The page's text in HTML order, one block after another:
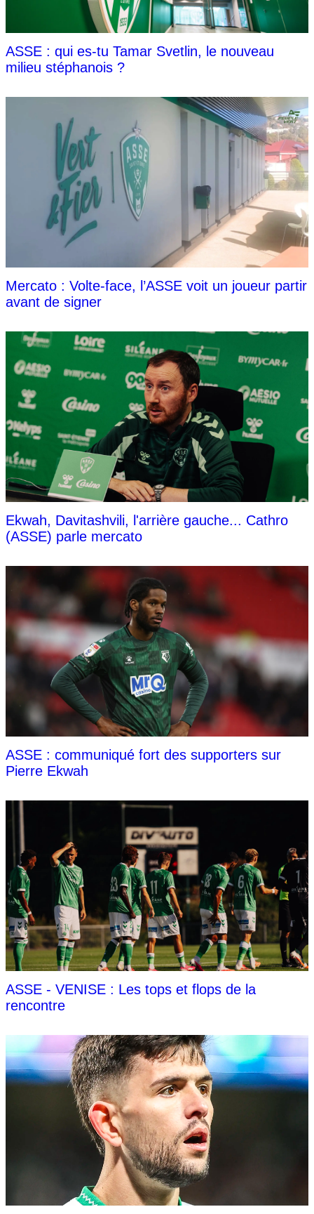
ASSE : qui es-tu Tamar Svetlin, le nouveau
milieu stéphanois ?
Mercato : Volte-face, l’ASSE voit un joueur partir
avant de signer
Ekwah, Davitashvili, l'arrière gauche... Cathro
(ASSE) parle mercato
ASSE : communiqué fort des supporters sur
Pierre Ekwah
ASSE - VENISE : Les tops et flops de la
rencontre